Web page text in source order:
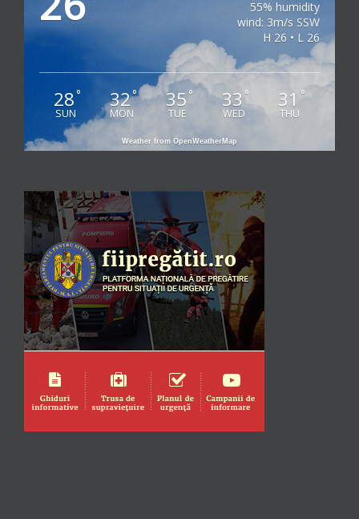
55% humidity
wind: 3m/s SSW
H 26 • L 26
28°
SUN
32°
MON
35°
TUE
33 °
WED
31 °
THU
Weather from OpenWeatherMap